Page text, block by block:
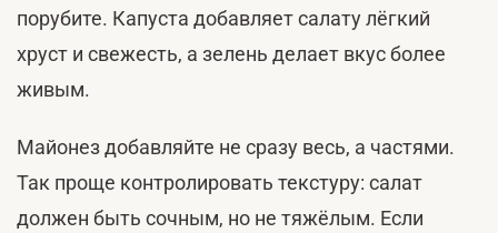
порубите. Капуста добавляет салату лёгкий
хруст и свежесть, а зелень делает вкус более
живым.
Майонез добавляйте не сразу весь, а частями.
Так проще контролировать текстуру: салат
должен быть сочным, но не тяжёлым. Если